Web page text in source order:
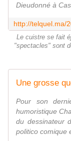
Dieudonné à
Le cuistre se fait
"spectacles" sont
Pour son
humoristique
du dessinateur
politico comique